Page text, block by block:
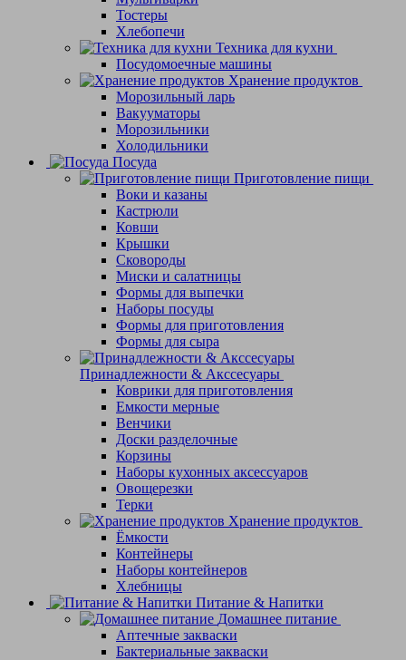
Тостеры
Хлебопечи
Техника для кухни
Посудомоечные машины
Хранение продуктов
Морозильный ларь
Вакууматоры
Морозильники
Холодильники
Посуда
Приготовление пищи
Воки и казаны
Кастрюли
Ковши
Крышки
Сковороды
Миски и салатницы
Формы для выпечки
Наборы посуды
Формы для приготовления
Формы для сыра
Принадлежности & Акссесуары
Коврики для приготовления
Емкости мерные
Венчики
Доски разделочные
Корзины
Наборы кухонных аксессуаров
Овощерезки
Терки
Хранение продуктов
Ёмкости
Контейнеры
Наборы контейнеров
Хлебницы
Питание & Напитки
Домашнее питание
Аптечные закваски
Бактериальные закваски